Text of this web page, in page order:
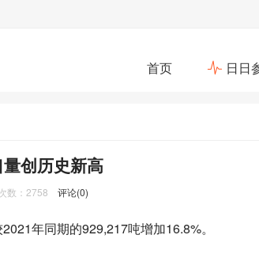
首页 日日
创历史新高
数：2758评论(0)
年同期的929,217吨增加16.8%。